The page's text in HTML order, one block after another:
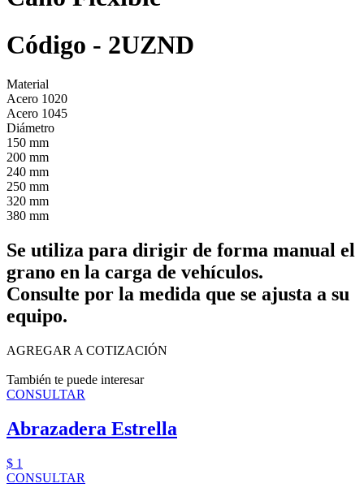
Código - 2UZND
Material
Acero 1020
Acero 1045
Diámetro
150 mm
200 mm
240 mm
250 mm
320 mm
380 mm
Se utiliza para dirigir de forma manual el
grano en la carga de vehículos.
Consulte por la medida que se ajusta a su
equipo.
AGREGAR A COTIZACIÓN
También te puede interesar
CONSULTAR
Abrazadera Estrella
$ 1
CONSULTAR